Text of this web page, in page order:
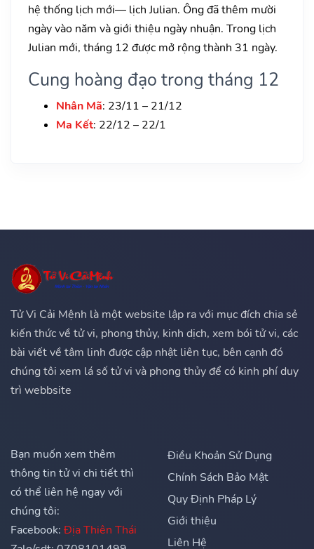
hệ thống lịch mới— lịch Julian. Ông đã thêm mười
ngày vào năm và giới thiệu ngày nhuận. Trong lịch
Julian mới, tháng 12 được mở rộng thành 31 ngày.
Cung hoàng đạo trong tháng 12
Nhân Mã: 23/11 – 21/12
Ma Kết: 22/12 – 22/1
Tử Vi Cải Mệnh là một website lập ra với mục đích chia sẻ
kiến thức về tử vi, phong thủy, kinh dịch, xem bói tử vi, các
bài viết về tâm linh được cập nhật liên tục, bên cạnh đó
chúng tôi xem lá số tử vi và phong thủy để có kinh phí duy
trì webbsite
Bạn muốn xem thêm
thông tin tử vi chi tiết thì
có thể liên hệ ngay với
chúng tôi:
Facebook: Địa Thiên Thái
Điều Khoản Sử Dụng
Chính Sách Bảo Mật
Quy Định Pháp Lý
Giới thiệu
Liên Hệ